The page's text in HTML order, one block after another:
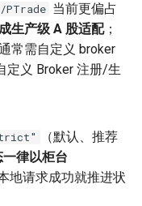
PTrade 当前更偏占
生产级 A 股适配；
常需自定义 broker
定义 Broker 注册/生
（默认、推荐
一律以柜台
地请求成功就推进状